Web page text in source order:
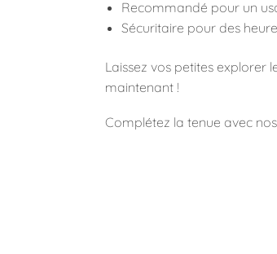
Recommandé pour un
Sécuritaire pour des
Laissez vos petites explorer
maintenant !
Complétez la tenue avec nos